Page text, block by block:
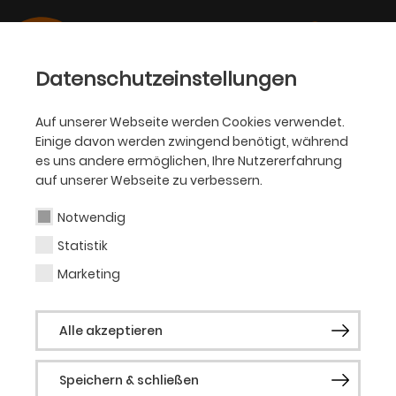
Datenschutzeinstellungen
Auf unserer Webseite werden Cookies verwendet.
Einige davon werden zwingend benötigt, während
es uns andere ermöglichen, Ihre Nutzererfahrung
auf unserer Webseite zu verbessern.
Notwendig
Statistik
Marketing
Alle akzeptieren
Speichern & schließen
OPER
Derek Welton
Gast Oper
Der australische Bass-Bariton Derek
Welton studierte zunächst
Sprachwissenschaft und Deutsch an der
Universität in Melbourne sowie